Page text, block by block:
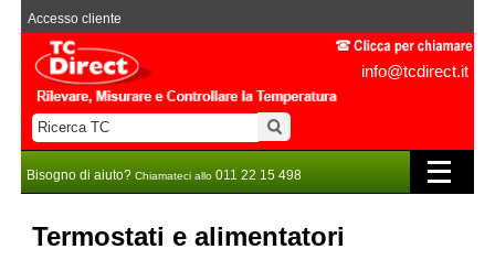
info@tcdirect.it
Accesso cliente
Bisogno di aiuto? Chiamateci allo 011 22 15 498
Termostati e alimentatori